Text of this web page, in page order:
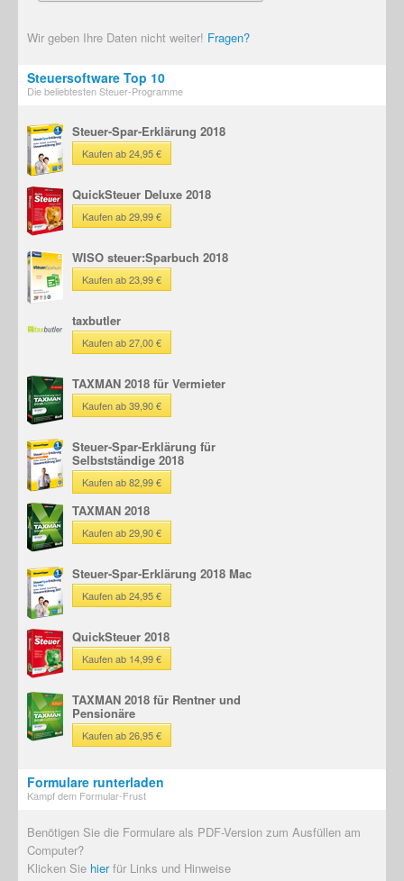
Wir geben Ihre Daten nicht weiter! Fragen?
Steuersoftware Top 10
Die beliebtesten Steuer-Programme
Steuer-Spar-Erklärung 2018
Kaufen ab 24,95 €
QuickSteuer Deluxe 2018
Kaufen ab 29,99 €
WISO steuer:Sparbuch 2018
Kaufen ab 23,99 €
taxbutler
Kaufen ab 27,00 €
TAXMAN 2018 für Vermieter
Kaufen ab 39,90 €
Steuer-Spar-Erklärung für
Selbstständige 2018
Kaufen ab 82,99 €
TAXMAN 2018
Kaufen ab 29,90 €
Steuer-Spar-Erklärung 2018 Mac
Kaufen ab 24,95 €
QuickSteuer 2018
Kaufen ab 14,99 €
TAXMAN 2018 für Rentner und
Pensionäre
Kaufen ab 26,95 €
Formulare runterladen
Kampf dem Formular-Frust
Benötigen Sie die Formulare als PDF-Version zum Ausfüllen am
Computer?
Klicken Sie hierfür Links und Hinweise